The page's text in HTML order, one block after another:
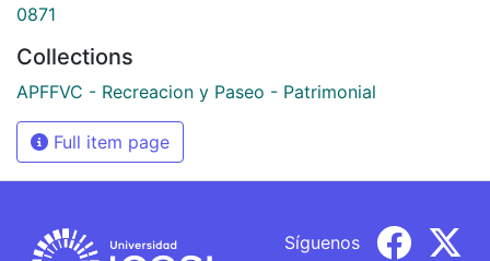
0871
Collections
APFFVC - Recreacion y Paseo - Patrimonial
Full item page
Síguenos